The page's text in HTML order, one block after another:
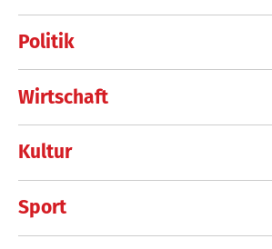
Politik
Wirtschaft
Kultur
Sport